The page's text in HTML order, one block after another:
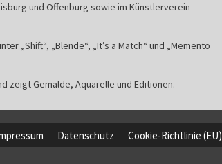
und Offenburg sowie im Künstlerverein
„Shift“, „Blende“, „It’s a Match“ und „Memento
zeigt Gemälde, Aquarelle und Editionen.
Datenschutz Cookie-Richtlinie (EU)